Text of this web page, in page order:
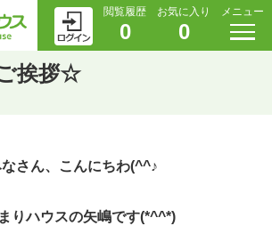
閲覧履歴
0
お気に入り
0
メニュー
挨拶☆
さん、こんにちわ(^^♪
りハウスの矢嶋です(*^^*)